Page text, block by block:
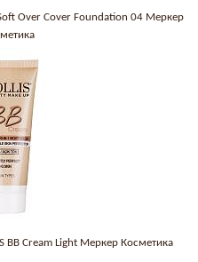
Over Cover Foundation 04 Меркер
BB Cream Light Меркер Косметика